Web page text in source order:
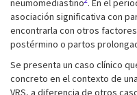
neumomediastino . En el
asociación significativa con
encontrarla con otros
postérmino o partos
Se presenta un caso clínico
concreto en el contexto de
VRS, a diferencia de otros